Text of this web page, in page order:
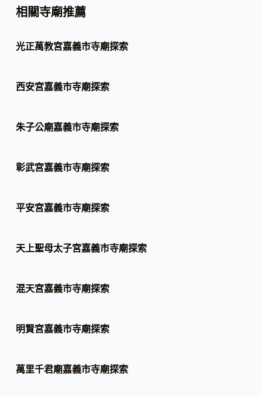
相關寺廟推薦
光正萬教宮嘉義市寺廟探索
西安宮嘉義市寺廟探索
朱子公廟嘉義市寺廟探索
彰武宮嘉義市寺廟探索
平安宮嘉義市寺廟探索
天上聖母太子宮嘉義市寺廟探索
混天宮嘉義市寺廟探索
明賢宮嘉義市寺廟探索
萬里千君廟嘉義市寺廟探索